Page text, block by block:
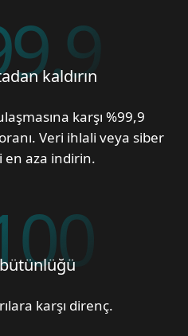
kaldırın
karşı %99,9
Veri ihlali veya siber
en aza indirin.
bütünlüğü
karşı direnç.